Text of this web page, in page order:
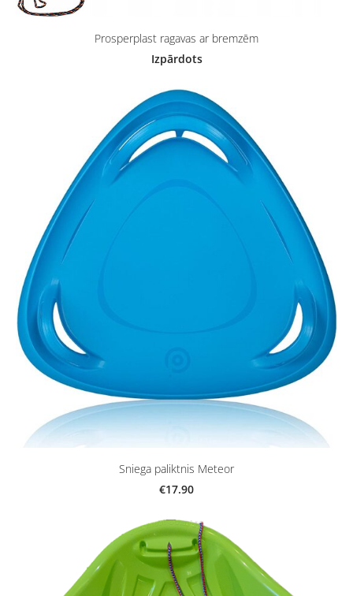
Prosperplast ragavas ar bremzēm
Izpārdots
Sniega paliktnis Meteor
€17.90